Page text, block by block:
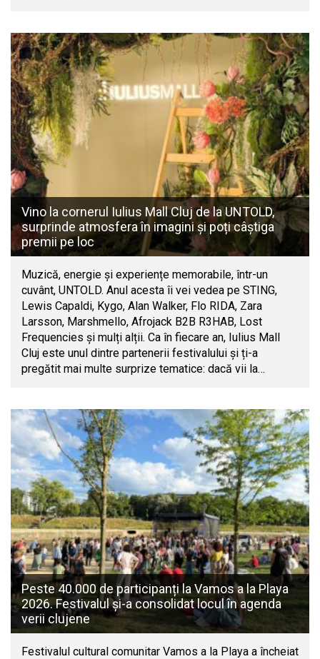
Vino la cornerul Iulius Mall Cluj de la UNTOLD,
surprinde atmosfera în imagini și poți câștiga
premii pe loc
Muzică, energie și experiențe memorabile, într-un
cuvânt, UNTOLD. Anul acesta îi vei vedea pe STING,
Lewis Capaldi, Kygo, Alan Walker, Flo RIDA, Zara
Larsson, Marshmello, Afrojack B2B R3HAB, Lost
Frequencies și mulți alții. Ca în fiecare an, Iulius Mall
Cluj este unul dintre partenerii festivalului și ți-a
pregătit mai multe surprize tematice: dacă vii la…
Peste 40.000 de participanți la Vamos a la Playa
2026. Festivalul și-a consolidat locul în agenda
verii clujene
Festivalul cultural comunitar Vamos a la Playa a încheiat